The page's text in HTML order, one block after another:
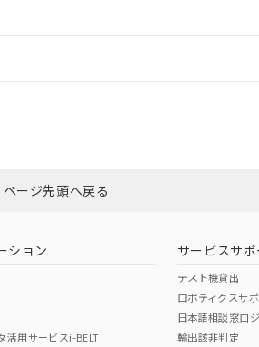
（アメリカ
ページ先頭へ戻る
ション
活用サービスi-BELT
サービスサポ
テスト機貸出
ロボティクスサ
日本語相談窓口
輸出該非判定